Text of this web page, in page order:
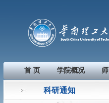
首 页 学院概况
科研通知